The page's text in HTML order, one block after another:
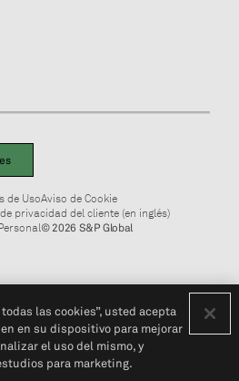
de UsoAviso de Cookie
privacidad del cliente (en inglés)
© 2026 S&P Global
las cookies”, usted acepta
en su dispositivo para mejorar
el uso del mismo, y
para marketing.